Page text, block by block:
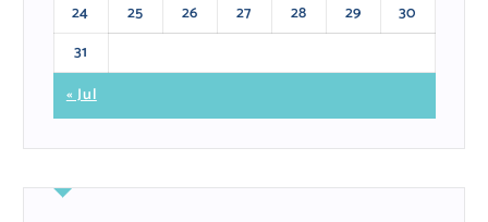
24
25 26 27 28 29
30
31
« Jul